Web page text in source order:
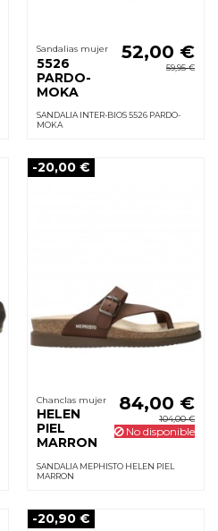
Sandalias mujer
5526
PARDO-
MOKA
52,00 €
59,95 €
SANDALIA INTER-BIOS 5526 PARDO-
MOKA
-20,00 €
Chanclas mujer
HELEN
PIEL
MARRON
84,00 €
104,00 €
No disponible
SANDALIA MEPHISTO HELEN PIEL
MARRON
-20,90 €